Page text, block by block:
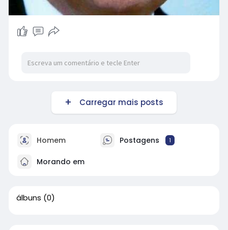
Carregar mais posts
Homem Postagens 1
Morando em
álbuns (0)